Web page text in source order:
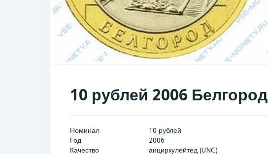
10 рублей 2006 Белгород
Номинал
10 рублей
Год
2006
Качество
анциркулейтед (UNC)